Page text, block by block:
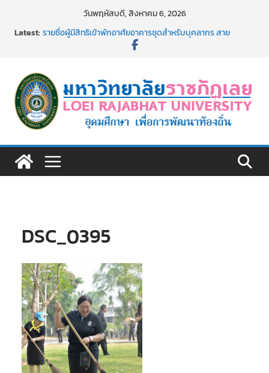
วันพฤหัสบดี, สิงหาคม 6, 2026
Latest:รายชื่อผู้มีสิทธิเข้าพักอาศัยอาคารชุดสำหรับบุคลากร สาย
สนับสนุน สังกัดมหาวิทยาลัยราชภัฏเลย ครั้งที่ 2/2569
๑,๙๗๒ ชุด โดยวิธีเฉพาะเจาะจง
ม.ราชภัฏเลย จัดกิจกรรมจิตอาสาบำเพ็ญสาธารณประโยชน์ และ
บำเพ็ญสาธารณกุศล 69
รายชื่อผู้ผ่านการสอบแข่งขันเพื่อเป็นลูกจ้างชั่วคราว (รายวัน)
สังกัดมหาวิทยาลัยราชภัฏเลย ด้วยเงินนอกงบประมาณ ประเภท
DSC_0395